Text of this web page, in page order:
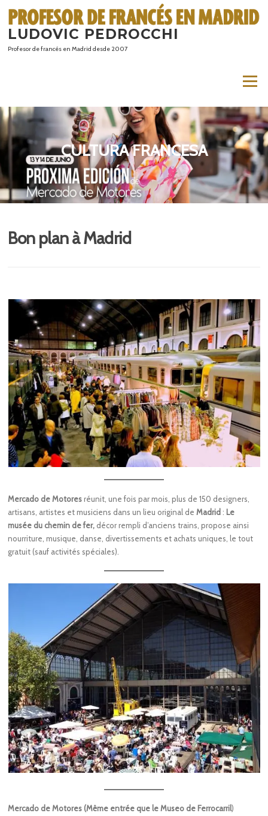
contenido
LUDOVIC PEDROCCHI
Profesor de francés en Madrid desde 2007
Menú
CULTURA FRANCESA
Bon plan à Madrid
Mercado de Motoresréunit, une fois par mois, plus de 150 designers,
artisans, artistes et musiciens dans un lieu original deMadrid : Le
musée du chemin de fer, décor rempli d’anciens trains, propose ainsi
nourriture, musique, danse, divertissements et achats uniques, le tout
gratuit (sauf activités spéciales).
Mercado de Motores (Même entrée que le Museo de Ferrocarril)